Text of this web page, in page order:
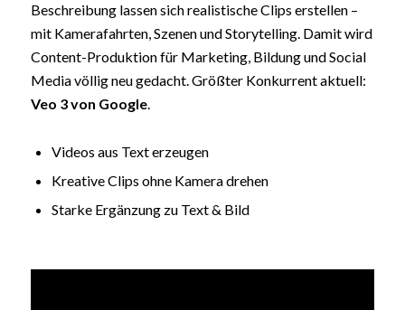
Beschreibung lassen sich realistische Clips erstellen –
mit Kamerafahrten, Szenen und Storytelling. Damit wird
Content-Produktion für Marketing, Bildung und Social
Media völlig neu gedacht. Größter Konkurrent aktuell:
Veo 3 von Google.
Videos aus Text erzeugen
Kreative Clips ohne Kamera drehen
Starke Ergänzung zu Text & Bild